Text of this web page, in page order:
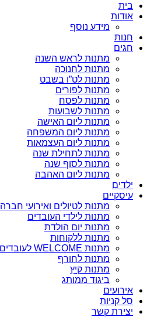
בית
אודות
מידע נוסף
חנות
חגים
מתנות לראש השנה
מתנות לחנוכה
מתנות לט”ו בשבט
מתנות לפורים
מתנות לפסח
מתנות לשבועות
מתנות ליום האישה
מתנות ליום המשפחה
מתנות ליום העצמאות
מתנות לתחילת שנה
מתנות לסוף שנה
מתנות ליום האהבה
ילדים
עיסקיים
מתנות לטיולים ואירועי חברה
מתנות לילדי העובדים
מתנות יום הולדת
מתנות ללקוחות
מתנות WELCOME לעובדים
מתנות לחורף
מתנות קיץ
ביגוד ממותג
אירועים
סל קניות
יצירת קשר